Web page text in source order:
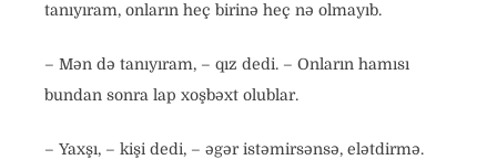
tanıyıram, onların heç birinə heç nə olmayıb.
– Mən də tanıyıram, – qız dedi. – Onların hamısı
bundan sonra lap xoşbəxt olublar.
– Yaxşı, – kişi dedi, – əgər istəmirsənsə, elətdirmə.